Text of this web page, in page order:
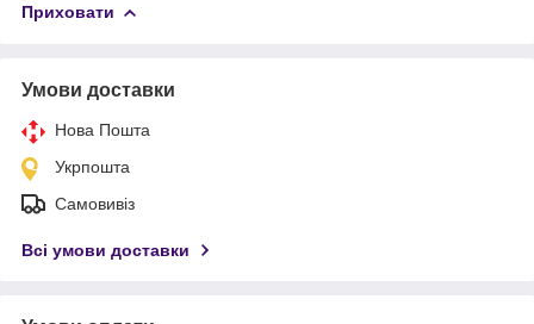
Приховати
Умови доставки
Нова Пошта
Укрпошта
Самовивіз
Всі умови доставки